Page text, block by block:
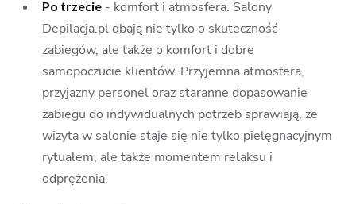
Po trzecie- komfort i atmosfera. Salony
Depilacja.pl dbają nie tylko o skuteczność
zabiegów, ale także o komfort i dobre
samopoczucie klientów. Przyjemna atmosfera,
przyjazny personel oraz staranne dopasowanie
zabiegu do indywidualnych potrzeb sprawiają, że
wizyta w salonie staje się nie tylko pielęgnacyjnym
rytuałem, ale także momentem relaksu i
odprężenia.